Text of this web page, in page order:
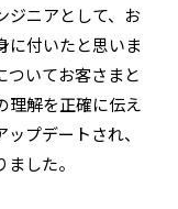
ジニアとして、お
に付いたと思いま
ついてお客さまと
理解を正確に伝え
プデートされ、
した。